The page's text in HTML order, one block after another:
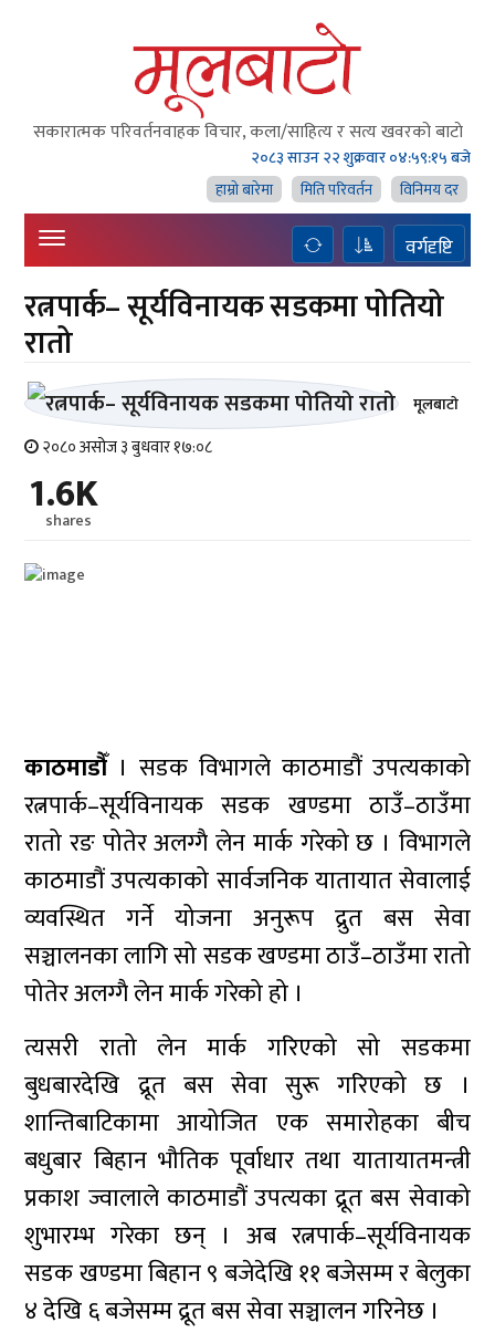
सकारात्मक परिवर्तनवाहक विचार, कला/साहित्य र सत्य खवरको बाटाे
२०८३ साउन २२ शुक्रवार०४:५९:१६ बजे
हाम्राे बारेमा
मिति परिवर्तन विनिमय दर
वर्गदृष्टि
रत्नपार्क– सूर्यविनायक सडकमा पोतियो
रातो
मूलबाटाे
२०८० असोज ३ बुधवार १७:०८
1.6K
shares
काठमाडौँ। सडक विभागले काठमाडौं उपत्यकाको
रत्नपार्क–सूर्यविनायक सडक खण्डमा ठाउँ–ठाउँमा
रातो रङ पोतेर अलग्गै लेन मार्क गरेको छ । विभागले
काठमाडौं उपत्यकाको सार्वजनिक यातायात सेवालाई
व्यवस्थित गर्ने योजना अनुरूप द्रुत बस सेवा
सञ्चालनका लागि सो सडक खण्डमा ठाउँ–ठाउँमा रातो
पोतेर अलग्गै लेन मार्क गरेको हो ।
त्यसरी रातो लेन मार्क गरिएको सो सडकमा
बुधबारदेखि द्रूत बस सेवा सुरू गरिएको छ ।
शान्तिबाटिकामा आयोजित एक समारोहका बीच
बधुबार बिहान भौतिक पूर्वाधार तथा यातायातमन्त्री
प्रकाश ज्वालाले काठमाडौं उपत्यका द्रूत बस सेवाको
शुभारम्भ गरेका छन् । अब रत्नपार्क–सूर्यविनायक
सडक खण्डमा बिहान ९ बजेदेखि ११ बजेसम्म र बेलुका
४ देखि ६ बजेसम्म द्रूत बस सेवा सञ्चालन गरिनेछ ।